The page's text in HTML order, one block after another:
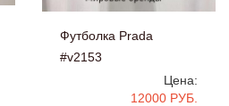
Футболка Prada
#v2153
Цена:
12000 РУБ.